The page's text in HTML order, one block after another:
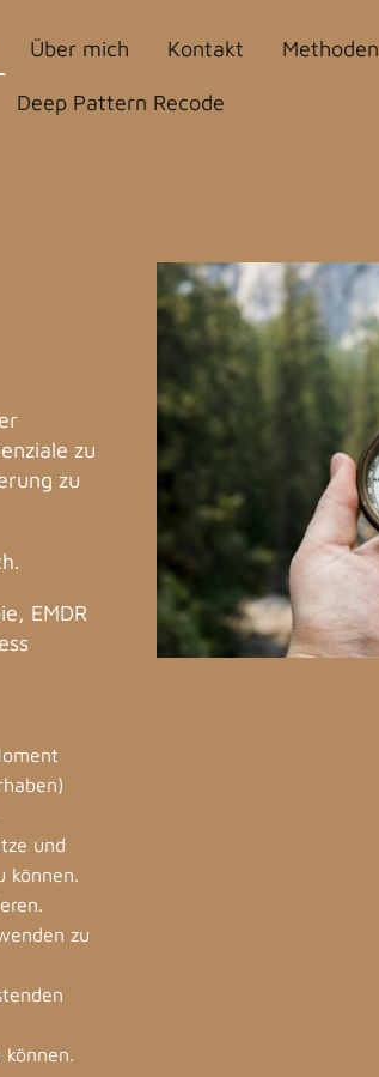
Über mich Kontakt Methoden
Deep Pattern Recode
zu
zu
EMDR
und
können.
zu
können.